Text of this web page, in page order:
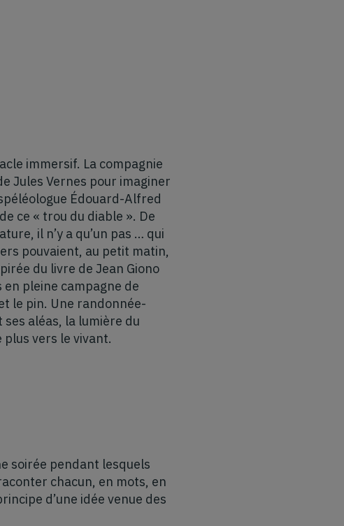
immersif. La compagnie
Jules Vernes pour imaginer
Édouard-Alfred
ce « trou du diable ». De
il n’y a qu’un pas … qui
pouvaient, au petit matin,
du livre de Jean Giono
pleine campagne de
le pin. Une randonnée-
aléas, la lumière du
vers le vivant.
soirée pendant lesquels
chacun, en mots, en
d’une idée venue des